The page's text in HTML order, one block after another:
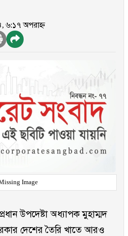
৬:১৭ অপরাহ্ন
Image
উপদেষ্টা অধ্যাপক মুহাম্মদ
দেশের তৈরি খাতে আরও